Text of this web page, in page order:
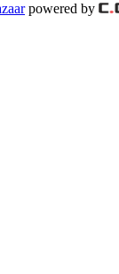
powered by